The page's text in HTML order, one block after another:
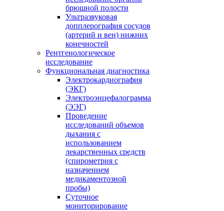
брюшной полости
Ультразвуковая
допплерография сосудов
(артерий и вен) нижних
конечностей
Рентгенологическое
исследование
Функциональная диагностика
Электрокардиография
(ЭКГ)
Электроэнцефалограмма
(ЭЭГ)
Проведение
исследований объемов
дыхания с
использованием
лекарственных средств
(спирометрия с
назначением
медикаментозной
пробы)
Суточное
мониторирование